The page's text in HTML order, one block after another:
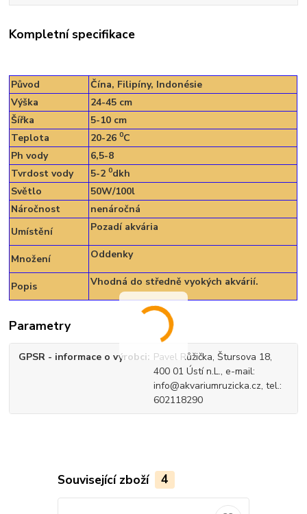
Kompletní specifikace
Původ
Čína, Filipíny, Indonésie
Výška
24-45 cm
Šířka
5-10 cm
Teplota
20-260C
Ph vody
6,5-8
Tvrdost vody
5-20dkh
Světlo
50W/100l
Náročnost
nenáročná
Umístění
Pozadí akvária
Množení Oddenky
Popis Vhodná do středně vyokých akvárií.
Parametry
GPSR - informace o výrobci Pavel Růžička, Štursova 18,
400 01 Ústí n.L., e-mail:
info@akvariumruzicka.cz, tel.:
602118290
Související zboží 4